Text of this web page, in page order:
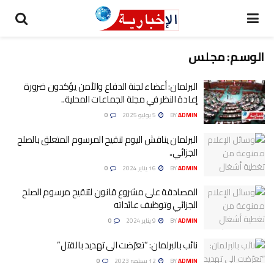
الوسم:مجلس
البرلمان: أعضاء لجنة الدفاع والأمن يؤكدون ضرورة
إعادة النظر في مجلة الجماعات المحلية..
BYADMIN
البرلمان يناقش اليوم تنقيح المرسوم المتعلق بالصلح
الجزائي..
BYADMIN
المصادقة على مشروع قانون لتنقيح مرسوم الصلح
الجزائي وتوظيف عائداته
BYADMIN
نائب بالبرلمان: “تعرّضت الى تهديد بالقتل”
BYADMIN